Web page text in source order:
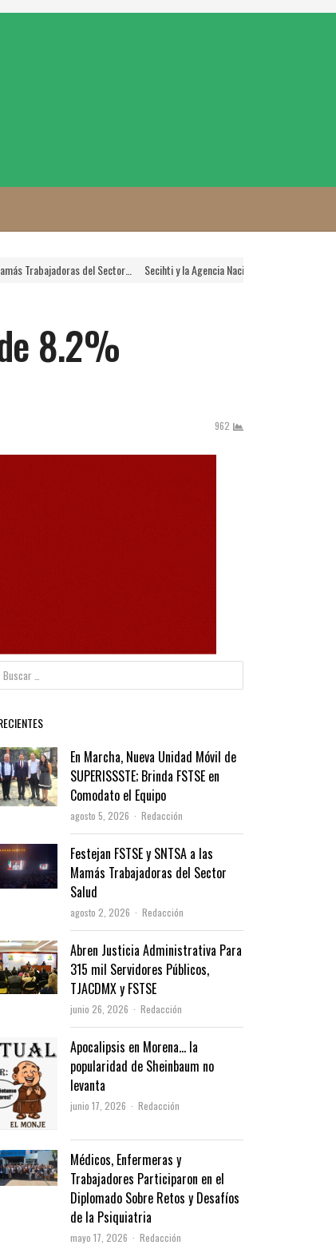
Sector… Secihti y la Agencia Nacional de Aduanas Crearán Plataforma
8.2%
962
En Marcha, Nueva Unidad Móvil de
SUPERISSSTE; Brinda FSTSE en
Comodato el Equipo
agosto 5, 2026 Author
Redacción
Festejan FSTSE y SNTSA a las
Mamás Trabajadoras del Sector
Salud
agosto 2, 2026 Author
Redacción
Abren Justicia Administrativa Para
315 mil Servidores Públicos,
TJACDMX y FSTSE
junio 26, 2026 Author
Redacción
Apocalipsis en Morena… la
popularidad de Sheinbaum no
levanta
junio 17, 2026 Author
Redacción
Médicos, Enfermeras y
Trabajadores Participaron en el
Diplomado Sobre Retos y Desafíos
de la Psiquiatria
mayo 17, 2026 Author
Redacción